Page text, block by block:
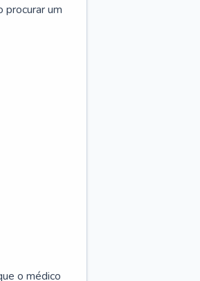
procurar um
o médico